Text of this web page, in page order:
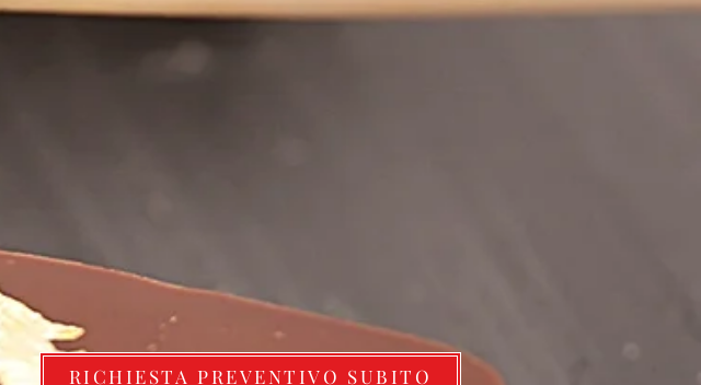
RICHIESTA PREVENTIVO SUBITO